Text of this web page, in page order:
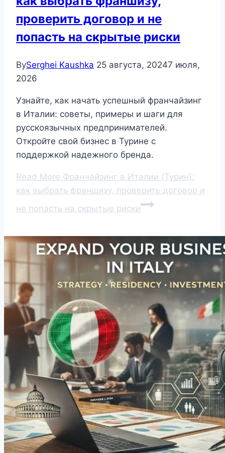
проверить договор и не
попасть на скрытые риски
BySerghei Kaushka 25 августа, 20247 июля,
2026
Узнайте, как начать успешный франчайзинг
в Италии: советы, примеры и шаги для
русскоязычных предпринимателей.
Откройте свой бизнес в Турине с
поддержкой надежного бренда.
Read More Франчайзинг в Италии (Турин):
как выбрать франшизу, проверить договор и
не попасть на скрытые риски